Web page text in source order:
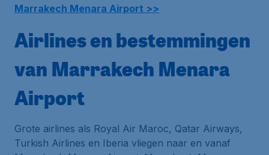
Marrakech Menara Airport >>
Airlines en bestemmingen
van Marrakech Menara
Airport
Grote airlines als Royal Air Maroc, Qatar Airways,
Turkish Airlines en Iberia vliegen naar en vanaf